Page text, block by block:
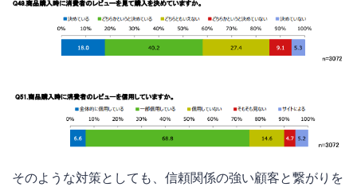
そのような対策としても、信頼関係の強い顧客と繋がりを